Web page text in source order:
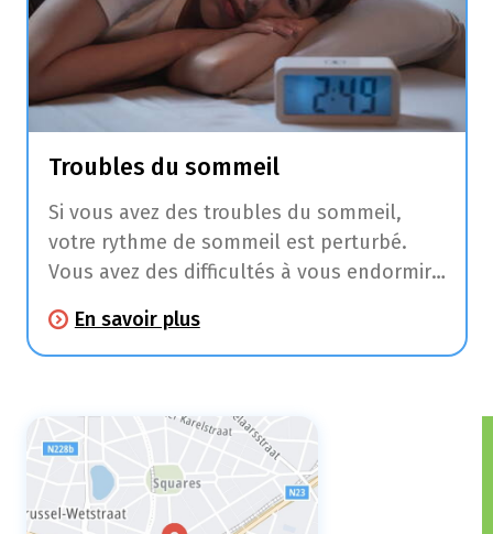
Troubles du sommeil
Si vous avez des troubles du sommeil,
votre rythme de sommeil est perturbé.
Vous avez des difficultés à vous endormir,
sommeil, vous ne dormez pas assez
longtemps ou assez profondément.
En savoir plus